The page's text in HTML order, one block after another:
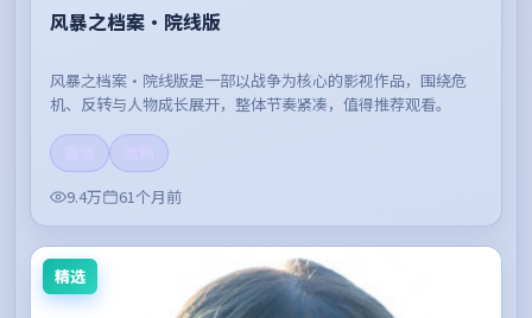
风暴之档案·院线版
风暴之档案·院线版是一部以战争为核心的影视作品，围绕危
机、反转与人物成长展开，整体节奏紧凑，值得推荐观看。
9.4万
61个月前
精选